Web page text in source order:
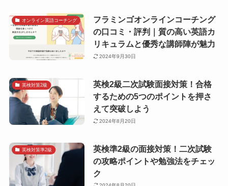
オンライン英語コーチング
フラミンゴオンラインコーチング
の口コミ・評判｜質の高い英語カ
リキュラムと優秀な講師陣が魅力
2024年9月30日
英検対策2級
英検2級二次試験面接対策！合格
するための5つのポイントを押さ
えて突破しよう
2024年8月20日
英検対策準2級
英検準2級の面接対策！二次試験
の攻略ポイントや勉強法をチェッ
ク